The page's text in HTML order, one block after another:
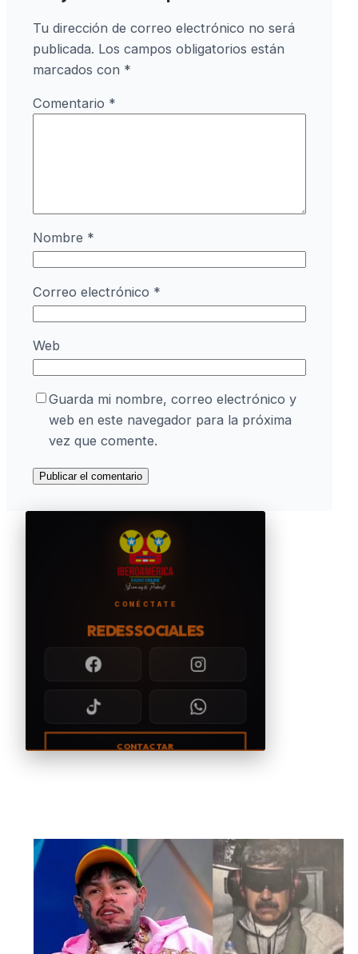
Tu dirección de correo electrónico no será
publicada. Los campos obligatorios están
marcados con *
Comentario *
Nombre *
Correo electrónico *
Web
Guarda mi nombre, correo electrónico y
web en este navegador para la próxima
vez que comente.
CONÉCTATE
REDES SOCIALES
CONTACTAR